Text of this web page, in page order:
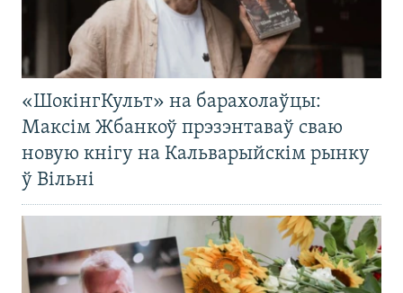
«ШокінгКульт» на барахолаўцы:
Максім Жбанкоў прэзэнтаваў сваю
новую кнігу на Кальварыйскім рынку
ў Вільні